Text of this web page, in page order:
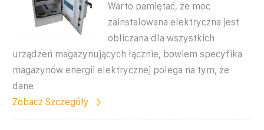
Warto pamiętać, że moc
zainstalowana elektryczna jest
obliczana dla wszystkich
urządzeń magazynujących łącznie, bowiem specyfika
magazynów energii elektrycznej polega na tym, że
dane
Zobacz Szczegóły